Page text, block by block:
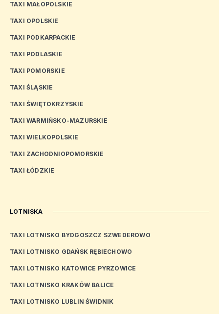
TAXI MAŁOPOLSKIE
TAXI OPOLSKIE
TAXI PODKARPACKIE
TAXI PODLASKIE
TAXI POMORSKIE
TAXI ŚLĄSKIE
TAXI ŚWIĘTOKRZYSKIE
TAXI WARMIŃSKO-MAZURSKIE
TAXI WIELKOPOLSKIE
TAXI ZACHODNIOPOMORSKIE
TAXI ŁÓDZKIE
LOTNISKA
TAXI LOTNISKO BYDGOSZCZ SZWEDEROWO
TAXI LOTNISKO GDAŃSK RĘBIECHOWO
TAXI LOTNISKO KATOWICE PYRZOWICE
TAXI LOTNISKO KRAKÓW BALICE
TAXI LOTNISKO LUBLIN ŚWIDNIK